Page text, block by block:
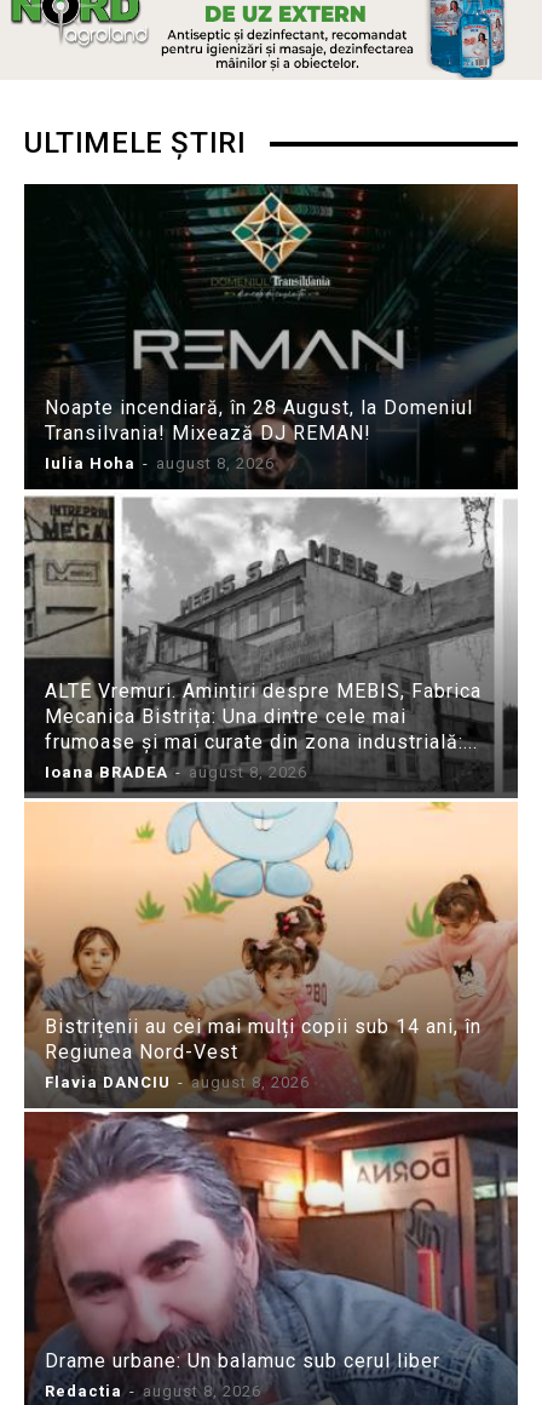
ULTIMELE ȘTIRI
Noapte incendiară, în 28 August, la Domeniul
Transilvania! Mixează DJ REMAN!
Iulia Hoha - august 8, 2026
ALTE Vremuri. Amintiri despre MEBIS, Fabrica
Mecanica Bistrița: Una dintre cele mai
frumoase și mai curate din zona industrială:...
Ioana BRADEA - august 8, 2026
Bistrițenii au cei mai mulți copii sub 14 ani, în
Regiunea Nord-Vest
Flavia DANCIU - august 8, 2026
Drame urbane: Un balamuc sub cerul liber
Redactia - august 8, 2026